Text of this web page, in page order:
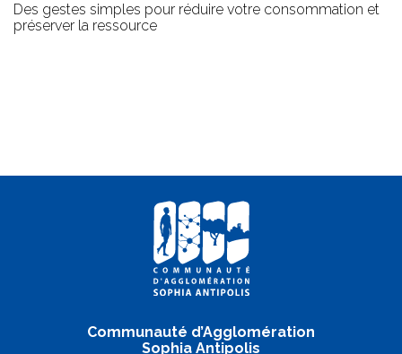
Des gestes simples pour réduire votre consommation et
préserver la ressource
Communauté d’Agglomération
Sophia Antipolis